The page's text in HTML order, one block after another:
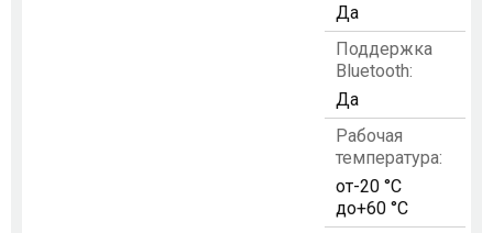
Да
Поддержка
Bluetooth:
Да
Рабочая
температура:
от-20 °C
до+60 °C